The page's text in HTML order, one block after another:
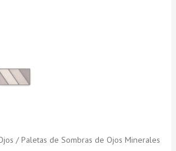
/ Paletas de Sombras de Ojos Minerales